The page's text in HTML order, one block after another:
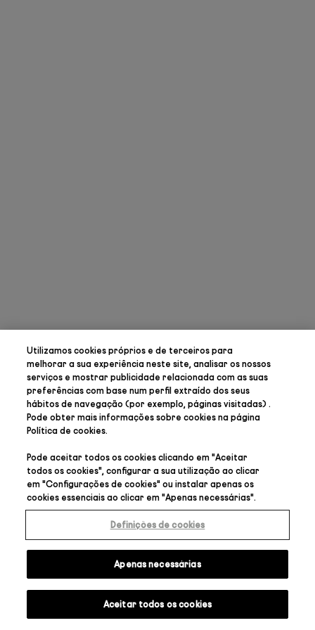
Utilizamos cookies próprios e de terceiros para
melhorar a sua experiência neste site, analisar os nossos
serviços e mostrar publicidade relacionada com as suas
preferênciascom base num perfil extraído dos seus
hábitos de navegação (por exemplo, páginas visitadas) .
Pode obter mais informações sobre cookies na página
Política de cookies.
Pode aceitar todos os cookies clicando em "Aceitar
todos os cookies", configurar a sua utilização ao clicar
em "Configurações de cookies" ou instalar apenas os
cookies essenciais ao clicar em "Apenas necessárias".
Definições de cookies
Apenas necessárias
Aceitar todos os cookies